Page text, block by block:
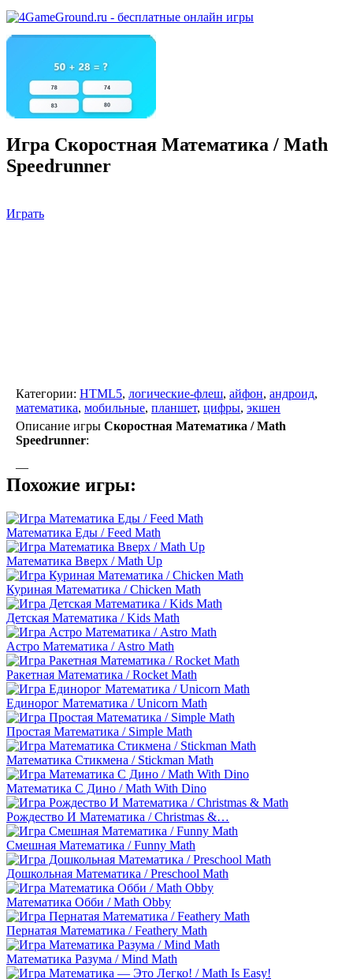
Игра Скоростная Математика / Math
Speedrunner
Играть
Категории: HTML5, логические-флеш, айфон, андроид,
математика, мобильные, планшет, цифры, экшен
Описание игры Скоростная Математика / Math
Speedrunner:
—
Похожие игры:
Математика Еды / Feed Math
Математика Вверх / Math Up
Куриная Математика / Chicken Math
Детская Математика / Kids Math
Астро Математика / Astro Math
Ракетная Математика / Rocket Math
Единорог Математика / Unicorn Math
Простая Математика / Simple Math
Математика Стикмена / Stickman Math
Математика С Дино / Math With Dino
Рождество И Математика / Christmas &…
Смешная Математика / Funny Math
Дошкольная Математика / Preschool Math
Математика Обби / Math Obby
Пернатая Математика / Feathery Math
Математика Разума / Mind Math